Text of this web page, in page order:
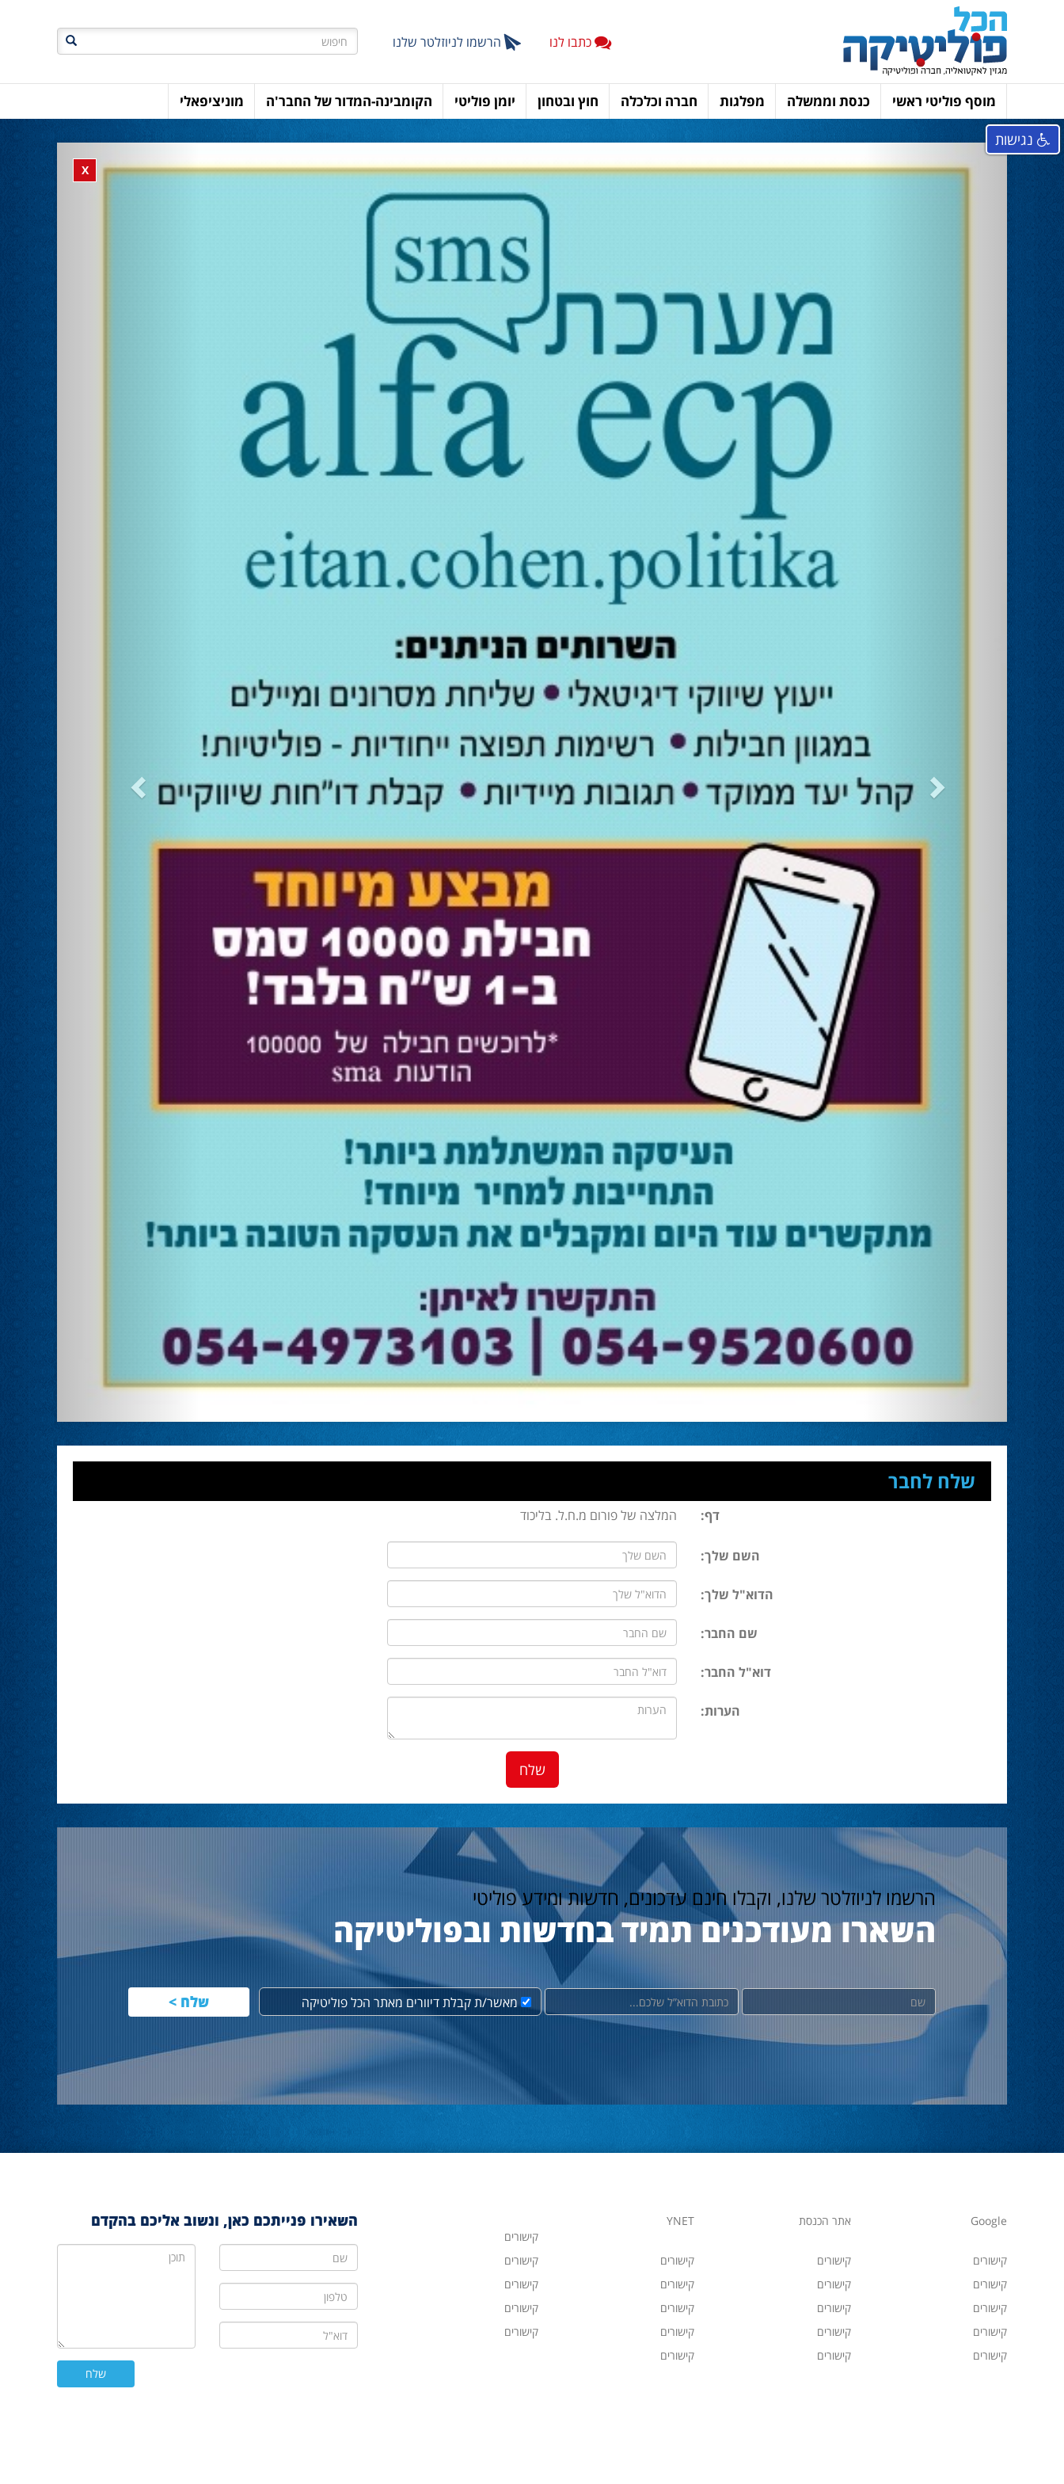
חיפוש כתבו לנו הרשמו לניוזלטר שלנו
מוסף פוליטי ראשי כנסת וממשלה מפלגות חברה וכלכלה חוץ ובטחון יומן פוליטי הקומבינה-המדור של החבר'ה מוניציפאלי
Close banner
X
שלח לחבר
דף: המלצה של פורום מ.ח.ל. בליכוד
השם שלך:
הדוא"ל שלך:
שם החבר:
דוא"ל החבר:
הערות:
הרשמו לניוזלטר שלנו, וקבלו חינם עדכונים, חדשות ומידע פוליטי
השארו מעודכנים תמיד בחדשות ובפוליטיקה
שם דוא"ל מאשר/ת קבלת דיוורים מאתר הכל פוליטיקה
Google אתר הכנסת YNET
קישורים קישורים קישורים
קישורים קישורים קישורים קישורים
קישורים קישורים קישורים קישורים
קישורים קישורים קישורים קישורים
קישורים קישורים קישורים קישורים
קישורים
השאירו פנייתכם כאן, ונשוב אליכם בהקדם
שם
טלפון
דוא"ל
תוכן
נגישות